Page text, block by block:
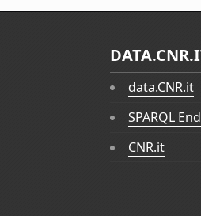
data.CNR.it
SPARQL
CNR.it